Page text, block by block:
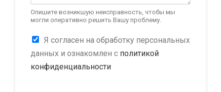
Опишите возникшую неисправность, чтобы мы
могли оперативно решить Вашу проблему.
К
н
ф
Я согласен на обработку персональных
данных и ознакомлен с политикой
конфиденциальности